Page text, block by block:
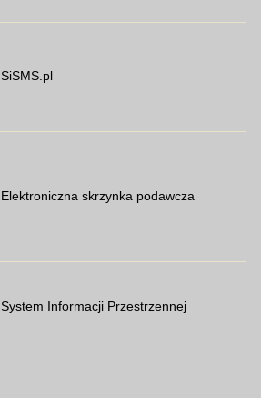
SiSMS.pl
Elektroniczna skrzynka podawcza
System Informacji Przestrzennej